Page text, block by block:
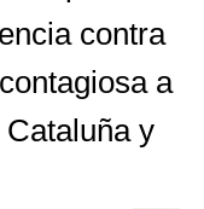
contra
a
y